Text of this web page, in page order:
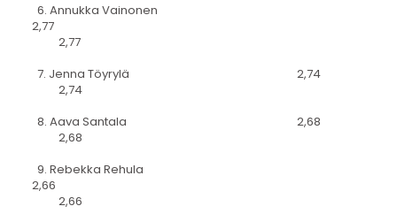
6. Annukka Vainonen
2,77
2,77
7. Jenna Töyrylä 2,74
2,74
8. Aava Santala 2,68
2,68
9. Rebekka Rehula
2,66
2,66